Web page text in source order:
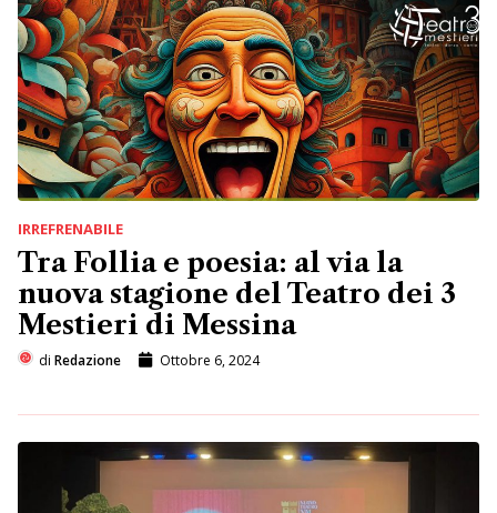
IRREFRENABILE
Tra Follia e poesia: al via la
nuova stagione del Teatro dei 3
Mestieri di Messina
di Redazione Ottobre 6, 2024